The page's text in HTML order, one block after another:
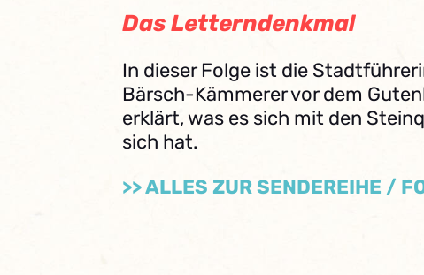
Das Letterndenkmal
In dieser Folge ist die
Bärsch-Kämmerer vor dem
erklärt, was es sich mit den
sich hat.
>> ALLES ZUR SENDEREIHE /